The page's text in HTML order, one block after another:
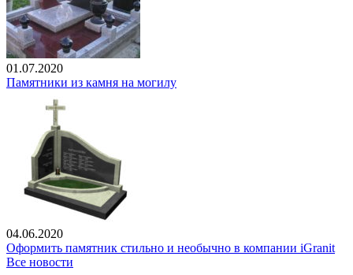
01.07.2020
Памятники из камня на могилу
04.06.2020
Оформить памятник стильно и необычно в компании iGranit
Все новости